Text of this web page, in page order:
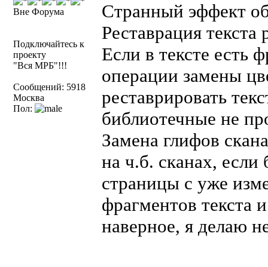
Вне Форума
Подключайтесь к
проекту
"Вся МРБ"!!!
Сообщений: 5918
Москва
Пол:
Странный эффект
Реставрация текста
Если в тексте есть
операции замены
реставрировать
библиотечные не
Замена глифов
на ч.б. сканах,
страницы с уже
фрагментов текста
наверное, я делаю